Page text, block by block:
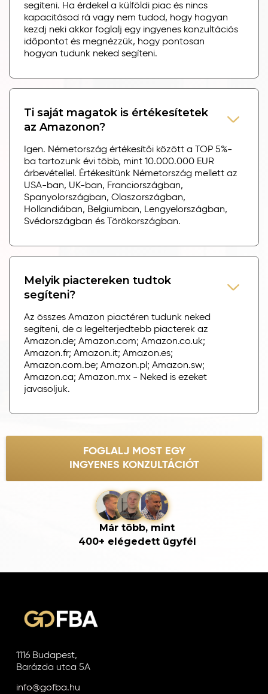
segíteni. Ha érdekel a külföldi piac és nincs
kapacitásod rá vagy nem tudod, hogy hogyan
kezdj neki akkor foglalj egy ingyenes konzultációs
időpontot és megnézzük, hogy pontosan
hogyan tudunk neked segíteni.
Ti saját magatok is értékesítetek
az Amazonon?
Igen. Németország értékesítői között a TOP 5%-
ba tartozunk évi több, mint 10.000.000 EUR
árbevétellel. Értékesítünk Németország mellett az
USA-ban, UK-ban, Franciországban,
Spanyolországban, Olaszországban,
Hollandiában, Belgiumban, Lengyelországban,
Svédországban és Törökországban.
Melyik piactereken tudtok
segíteni?
Az összes Amazon piactéren tudunk neked
segíteni, de a legelterjedtebb piacterek az
Amazon.de; Amazon.com; Amazon.co.uk;
Amazon.fr; Amazon.it; Amazon.es;
Amazon.com.be; Amazon.pl; Amazon.sw;
Amazon.ca; Amazon.mx - Neked is ezeket
javasoljuk.
FOGLALJ MOST EGY
INGYENES KONZULTÁCIÓT
Már több, mint
400+ elégedett ügyfél
1116 Budapest,
Barázda utca 5A
info@gofba.hu